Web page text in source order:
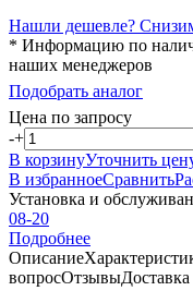
Нашли дешевле?
* Информацию по
наших менеджеров
Подобрать аналог
Цена по запросу
-+
В корзинуУточнить
В избранноеСравнить
Установка и
08-20
Подробнее
Описание
вопросОтзывыДоставка